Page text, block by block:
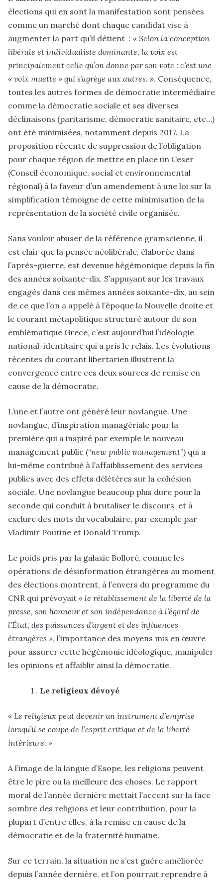
élections qui en sont la manifestation sont pensées
comme un marché dont chaque candidat vise à
augmenter la part qu’il détient : « Selon la conception
libérale et individualiste dominante, la voix est
principalement celle qu’on donne par son vote : c’est une
« voix muette » qui s’agrège aux autres. ». Conséquence,
toutes les autres formes de démocratie intermédiaire
comme la démocratie sociale et ses diverses
déclinaisons (paritarisme, démocratie sanitaire, etc…)
ont été minimisées, notamment depuis 2017. La
proposition récente de suppression de l’obligation
pour chaque région de mettre en place un Ceser
(Conseil économique, social et environnemental
régional) à la faveur d’un amendement à une loi sur la
simplification témoigne de cette minimisation de la
représentation de la société civile organisée.
Sans vouloir abuser de la référence gramscienne, il
est clair que la pensée néolibérale, élaborée dans
l’après-guerre, est devenue hégémonique depuis la fin
des années soixante-dix. S’appuyant sur les travaux
engagés dans ces mêmes années soixante-dix, au sein
de ce que l’on a appelé à l’époque la Nouvelle droite et
le courant métapolitique structuré autour de son
emblématique Grece, c’est aujourd’hui l’idéologie
national-identitaire qui a pris le relais. Les évolutions
récentes du courant libertarien illustrent la
convergence entre ces deux sources de remise en
cause de la démocratie.
L’une et l’autre ont généré leur novlangue. Une
novlangue, d’inspiration managériale pour la
première qui a inspiré par exemple le nouveau
management public (“new public management”) qui a
lui-même contribué à l’affaiblissement des services
publics avec des effets délétères sur la cohésion
sociale. Une novlangue beaucoup plus dure pour la
seconde qui conduit à brutaliser le discours et à
exclure des mots du vocabulaire, par exemple par
Vladimir Poutine et Donald Trump.
Le poids pris par la galaxie Bolloré, comme les
opérations de désinformation étrangères au moment
des élections montrent, à l’envers du programme du
CNR qui prévoyait « le rétablissement de la liberté de la
presse, son honneur et son indépendance à l’égard de
l’État, des puissances d’argent et des influences
étrangères », l’importance des moyens mis en œuvre
pour assurer cette hégémonie idéologique, manipuler
les opinions et affaiblir ainsi la démocratie.
Le religieux dévoyé
« Le religieux peut devenir un instrument d’emprise
lorsqu’il se coupe de l’esprit critique et de la liberté
intérieure. »
A l’image de la langue d’Esope, les religions peuvent
être le pire ou la meilleure des choses. Le rapport
moral de l’année dernière mettait l’accent sur la face
sombre des religions et leur contribution, pour la
plupart d’entre elles, à la remise en cause de la
démocratie et de la fraternité humaine.
Sur ce terrain, la situation ne s’est guère améliorée
depuis l’année dernière, et l’on pourrait reprendre à